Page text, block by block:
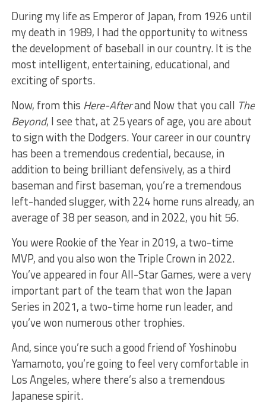
During my life as Emperor of Japan, from 1926 until
my death in 1989, I had the opportunity to witness
the development of baseball in our country. It is the
most intelligent, entertaining, educational, and
exciting of sports.
Now, from this Here-Afterand Now that you call The
Beyond, I see that, at 25 years of age, you are about
to sign with the Dodgers. Your career in our country
has been a tremendous credential, because, in
addition to being brilliant defensively, as a third
baseman and first baseman, you’re a tremendous
left-handed slugger, with 224 home runs already, an
average of 38 per season, and in 2022, you hit 56.
You were Rookie of the Year in 2019, a two-time
MVP, and you also won the Triple Crown in 2022.
You’ve appeared in four All-Star Games, were a very
important part of the team that won the Japan
Series in 2021, a two-time home run leader, and
you’ve won numerous other trophies.
And, since you’re such a good friend of Yoshinobu
Yamamoto, you’re going to feel very comfortable in
Los Angeles, where there’s also a tremendous
Japanese spirit.